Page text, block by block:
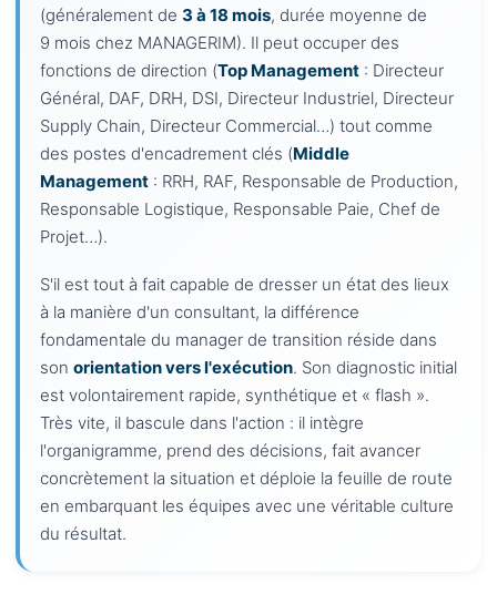
(généralement de 3 à 18 mois, durée moyenne de
9 mois chez MANAGERIM). Il peut occuper des
fonctions de direction (Top Management : Directeur
Général, DAF, DRH, DSI, Directeur Industriel, Directeur
Supply Chain, Directeur Commercial…) tout comme
des postes d'encadrement clés (Middle
Management : RRH, RAF, Responsable de Production,
Responsable Logistique, Responsable Paie, Chef de
Projet…).
S'il est tout à fait capable de dresser un état des lieux
à la manière d'un consultant, la différence
fondamentale du manager de transition réside dans
son orientation vers l'exécution. Son diagnostic initial
est volontairement rapide, synthétique et « flash ».
Très vite, il bascule dans l'action : il intègre
l'organigramme, prend des décisions, fait avancer
concrètement la situation et déploie la feuille de route
en embarquant les équipes avec une véritable culture
du résultat.